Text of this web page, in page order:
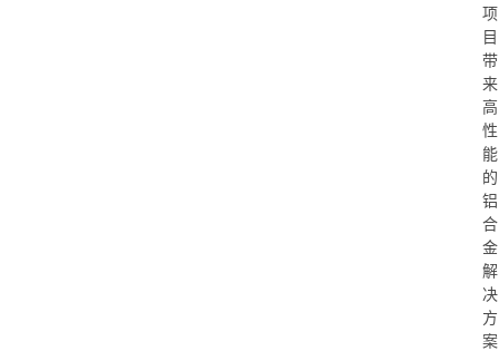
项
目
带
来
高
性
能
的
铝
合
金
解
决
方
案